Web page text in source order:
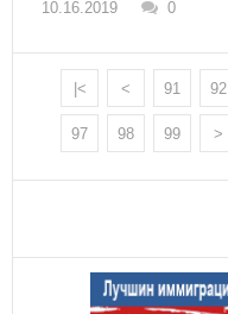
10.16.2019 0
|< < 91 92
97 98 99 >